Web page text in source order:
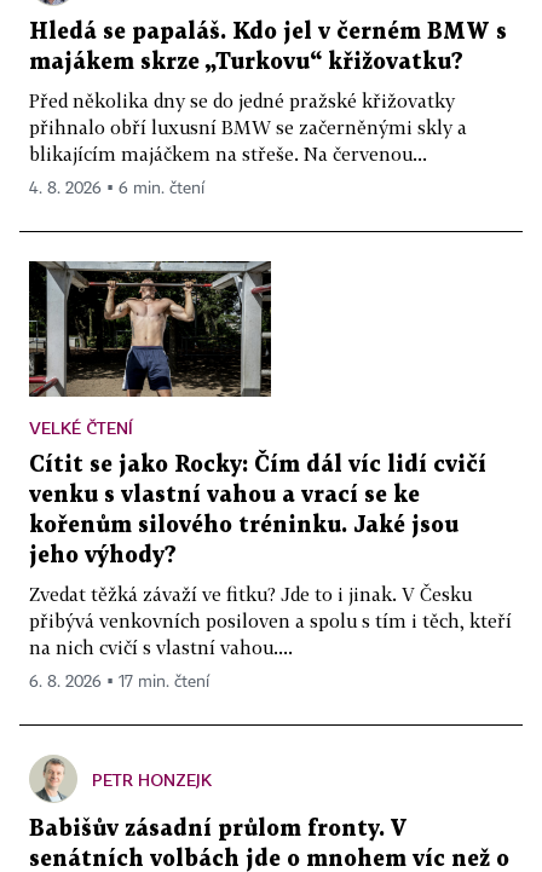
Hledá se papaláš. Kdo jel v černém BMW s
majákem skrze „Turkovu“ křižovatku?
Před několika dny se do jedné pražské křižovatky
přihnalo obří luxusní BMW se začerněnými skly a
blikajícím majáčkem na střeše. Na červenou...
4. 8. 2026 ▪ 6 min. čtení
VELKÉ ČTENÍ
Cítit se jako Rocky: Čím dál víc lidí cvičí
venku s vlastní vahou a vrací se ke
kořenům silového tréninku. Jaké jsou
jeho výhody?
Zvedat těžká závaží ve fitku? Jde to i jinak. V Česku
přibývá venkovních posiloven a spolu s tím i těch, kteří
na nich cvičí s vlastní vahou....
6. 8. 2026 ▪ 17 min. čtení
PETR HONZEJK
Babišův zásadní průlom fronty. V
senátních volbách jde o mnohem víc než o